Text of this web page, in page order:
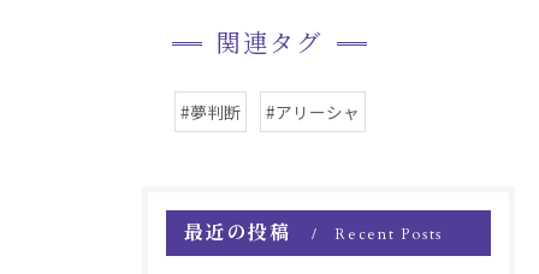
関連タグ
#夢判断 #アリーシャ
最近の投稿 Recent Posts